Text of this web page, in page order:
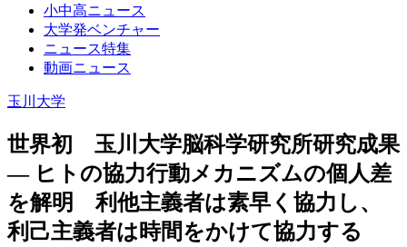
小中高ニュース
大学発ベンチャー
ニュース特集
動画ニュース
玉川大学
世界初 玉川大学脳科学研究所研究成果
— ヒトの協力行動メカニズムの個人差
を解明 利他主義者は素早く協力し、
利己主義者は時間をかけて協力する